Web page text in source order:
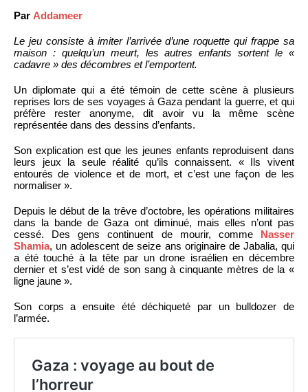
Par Addameer
Le jeu consiste à imiter l’arrivée d’une roquette qui frappe sa
maison : quelqu’un meurt, les autres enfants sortent le «
cadavre » des décombres et l’emportent.
Un diplomate qui a été témoin de cette scène à plusieurs
reprises lors de ses voyages à Gaza pendant la guerre, et qui
préfère rester anonyme, dit avoir vu la même scène
représentée dans des dessins d’enfants.
Son explication est que les jeunes enfants reproduisent dans
leurs jeux la seule réalité qu’ils connaissent. « Ils vivent
entourés de violence et de mort, et c’est une façon de les
normaliser ».
Depuis le début de la trêve d’octobre, les opérations militaires
dans la bande de Gaza ont diminué, mais elles n’ont pas
cessé. Des gens continuent de mourir, comme Nasser
Shamia, un adolescent de seize ans originaire de Jabalia, qui
a été touché à la tête par un drone israélien en décembre
dernier et s’est vidé de son sang à cinquante mètres de la «
ligne jaune ».
Son corps a ensuite été déchiqueté par un bulldozer de
l’armée.